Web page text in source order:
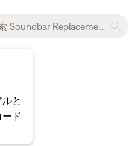
と
ド